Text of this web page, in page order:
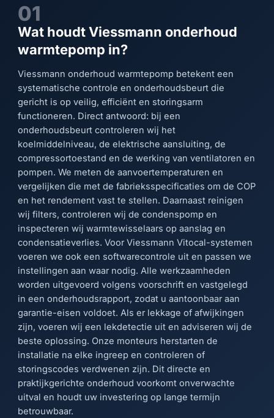
01
Wat houdt Viessmann onderhoud
warmtepomp in?
Viessmann onderhoud warmtepomp betekent een
systematische controle en onderhoudsbeurt die
gericht is op veilig, efficiënt en storingsarm
functioneren. Direct antwoord: bij een
onderhoudsbeurt controleren wij het
koelmiddelniveau, de elektrische aansluiting, de
compressortoestand en de werking van ventilatoren en
pompen. We meten de aanvoertemperaturen en
vergelijken die met de fabrieksspecificaties om de COP
en het rendement vast te stellen. Daarnaast reinigen
wij filters, controleren wij de condenspomp en
inspecteren wij warmtewisselaars op aanslag en
condensatieverlies. Voor Viessmann Vitocal-systemen
voeren we ook een softwarecontrole uit en passen we
instellingen aan waar nodig. Alle werkzaamheden
worden uitgevoerd volgens voorschrift en vastgelegd
in een onderhoudsrapport, zodat u aantoonbaar aan
garantie-eisen voldoet. Als er lekkage of afwijkingen
zijn, voeren wij een lekdetectie uit en adviseren wij de
beste oplossing. Onze monteurs herstarten de
installatie na elke ingreep en controleren of
storingscodes verdwenen zijn. Dit directe en
praktijkgerichte onderhoud voorkomt onverwachte
uitval en houdt uw investering op lange termijn
betrouwbaar.